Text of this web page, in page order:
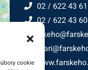
cookie
02 / 622 43
02 / 622 43